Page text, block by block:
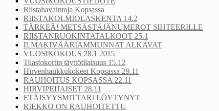
Riistahavaintoja Kopsassa
RIISTAKOLMIOLASKENTA 14.2
TÄRKEÄ! METSÄSTÄJÄNUMEROT SIHTEERILLE
RIISTANRUOKINTATALKOOT 25.1
ILMAKIVÄÄRIAMMUNNAT ALKAVAT
VUOSIKOKOUS 28.1 2015
Tilastokortin täyttötilaisuus 15.12
Hirvenhaukkukokeet Kopsassa 29.11
RAUHOITUS KOPSASSA 22.11
HIRVIPEIJAISET 28.11
ETÄISYYSMITTARI LÖYTYNYT
RIEKKO ON RAUHOITETTU